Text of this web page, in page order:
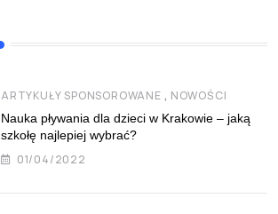
ARTYKUŁY SPONSOROWANE , NOWOŚCI
Nauka pływania dla dzieci w Krakowie – jaką
szkołę najlepiej wybrać?
01/04/2022